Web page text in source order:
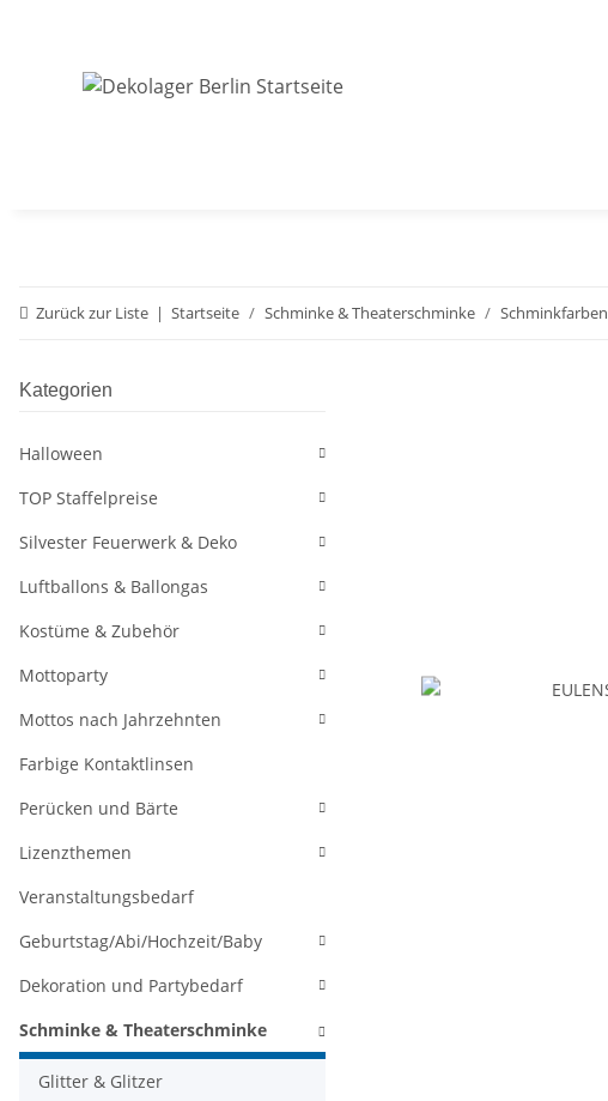
Zurück zur Liste Startseite Schminke & Theaterschminke Schminkfarben
Kategorien
Halloween
TOP Staffelpreise
Silvester Feuerwerk & Deko
Luftballons & Ballongas
Kostüme & Zubehör
Mottoparty
Mottos nach Jahrzehnten
Farbige Kontaktlinsen
Perücken und Bärte
Lizenzthemen
Veranstaltungsbedarf
Geburtstag/Abi/Hochzeit/Baby
Dekoration und Partybedarf
Schminke & Theaterschminke
Glitter & Glitzer